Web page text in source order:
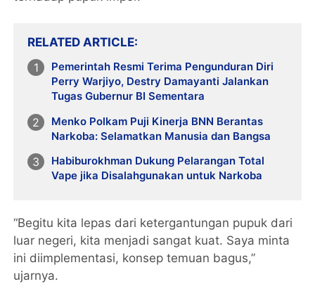
RELATED ARTICLE
Pemerintah Resmi Terima Pengunduran Diri
Perry Warjiyo, Destry Damayanti Jalankan
Tugas Gubernur BI Sementara
Menko Polkam Puji Kinerja BNN Berantas
Narkoba: Selamatkan Manusia dan Bangsa
Habiburokhman Dukung Pelarangan Total
Vape jika Disalahgunakan untuk Narkoba
“Begitu kita lepas dari ketergantungan pupuk dari
luar negeri, kita menjadi sangat kuat. Saya minta
ini diimplementasi, konsep temuan bagus,”
ujarnya.